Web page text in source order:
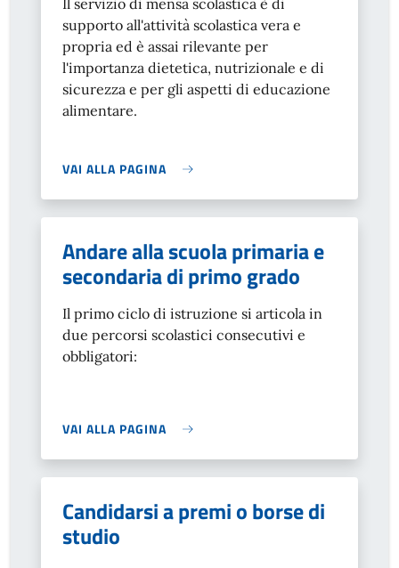
Il servizio di mensa scolastica è di
supporto all'attività scolastica vera e
propria ed è assai rilevante per
l'importanza dietetica, nutrizionale e di
sicurezza e per gli aspetti di educazione
alimentare.
VAI ALLA PAGINA
Andare alla scuola primaria e
secondaria di primo grado
Il primo ciclo di istruzione si articola in
due percorsi scolastici consecutivi e
obbligatori:
VAI ALLA PAGINA
Candidarsi a premi o borse di
studio